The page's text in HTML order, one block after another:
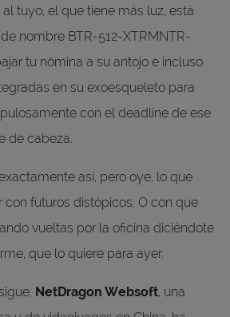
tuyo, el que tiene más luz, está
nombre BTR-512-XTRMNTR-
tu nómina a su antojo e incluso
en su exoesqueleto para
con el deadline de ese
de cabeza.
así, pero oye, lo que
con futuros distópicos. O con que
vueltas por la oficina diciéndote
que lo quiere para ayer.
NetDragon Websoft, una